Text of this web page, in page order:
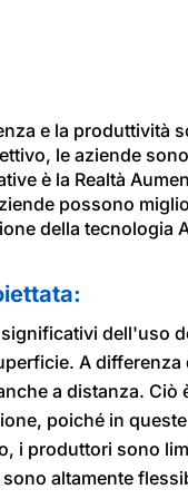
e la produttività
le aziende
è la Realtà
possono
della tecnologia
dell'uso
A
a distanza.
poiché in
i produttori sono
altamente